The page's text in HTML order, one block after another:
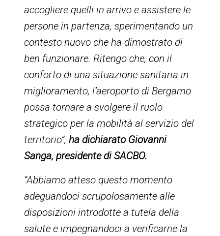
accogliere quelli in arrivo e assistere le
persone in partenza, sperimentando un
contesto nuovo che ha dimostrato di
ben funzionare. Ritengo che, con il
conforto di una situazione sanitaria in
miglioramento, l’aeroporto di Bergamo
possa tornare a svolgere il ruolo
strategico per la mobilità al servizio del
territorio”,ha dichiarato Giovanni
Sanga, presidente di SACBO.
“Abbiamo atteso questo momento
adeguandoci scrupolosamente alle
disposizioni introdotte a tutela della
salute e impegnandoci a verificarne la